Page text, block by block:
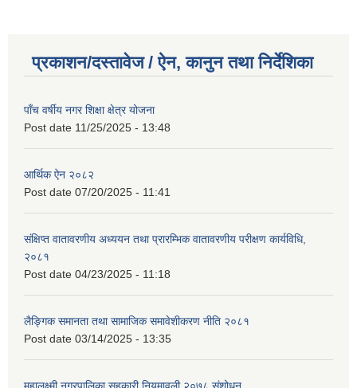
प्रकाशन/दस्तावेज / ऐन, कानुन तथा निर्देशिका
पाँच वर्षीय नगर शिक्षा क्षेत्र योजना
Post date 11/25/2025 - 13:48
आर्थिक ऐन २०८२
Post date 07/20/2025 - 11:41
संक्षिप्त वातावरणीय अध्ययन तथा प्रारम्भिक वातावरणीय परीक्षण कार्यविधि,
२०८१
Post date 04/23/2025 - 11:18
लैङ्गिक समानता तथा सामाजिक समावेशीकरण नीति २०८१
Post date 03/14/2025 - 13:35